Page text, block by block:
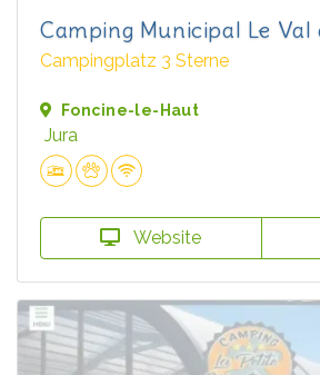
Camping Municipal Le Val
Campingplatz 3 Sterne
Foncine-le-Haut
Jura
Website